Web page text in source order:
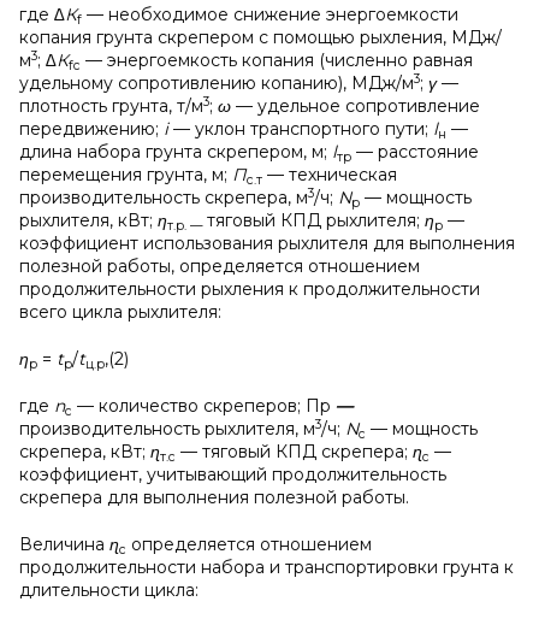
где ∆Кf — необходимое снижение энергоемкости
копания грунта скрепером с помощью рыхления, МДж/
м3; ∆Кfс — энергоемкость копания (численно равная
удельному сопротивлению копанию), МДж/м3; γ—
плотность грунта, т/м3; ω — удельное сопротивление
передвижению; i— уклон транспортного пути; lн —
длина набора грунта скрепером, м; lтр — расстояние
перемещения грунта, м; Пс.т — техническая
производительность скрепера, м3/ч; Nр — мощность
рыхлителя, кВт; ηт.р. — тяговый КПД рыхлителя; ηр —
коэффициент использования рыхлителя для выполнения
полезной работы, определяется отношением
продолжительности рыхления к продолжительности
всего цикла рыхлителя:
ηр = tр/tц.р,(2)
где nс — количество скреперов; Пр —
производительность рыхлителя, м3/ч; Nс — мощность
скрепера, кВт; ɳт.с — тяговый КПД скрепера; ɳс —
коэффициент, учитывающий продолжительность
скрепера для выполнения полезной работы.
Величина ɳс определяется отношением
продолжительности набора и транспортировки грунта к
длительности цикла: